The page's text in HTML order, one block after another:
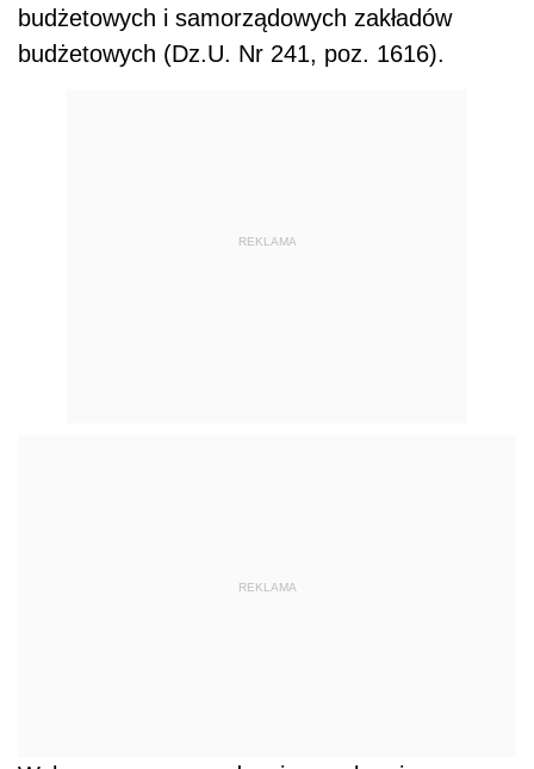
budżetowych i samorządowych zakładów
budżetowych (Dz.U. Nr 241, poz. 1616).
REKLAMA
REKLAMA